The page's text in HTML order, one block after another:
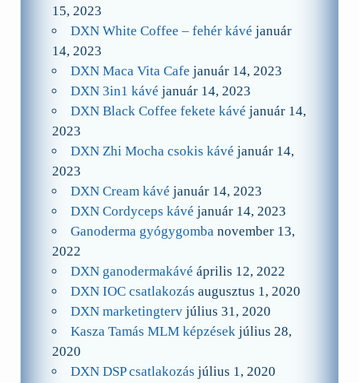
15, 2023
DXN White Coffee – fehér kávé január
14, 2023
DXN Maca Vita Cafe január 14, 2023
DXN 3in1 kávé január 14, 2023
DXN Black Coffee fekete kávé január 14,
2023
DXN Zhi Mocha csokis kávé január 14,
2023
DXN Cream kávé január 14, 2023
DXN Cordyceps kávé január 14, 2023
Ganoderma gyógygomba november 13,
2022
DXN ganodermakávé április 12, 2022
DXN IOC csatlakozás augusztus 1, 2020
DXN marketingterv július 31, 2020
Kasza Tamás MLM képzések július 28,
2020
DXN DSP csatlakozás július 1, 2020